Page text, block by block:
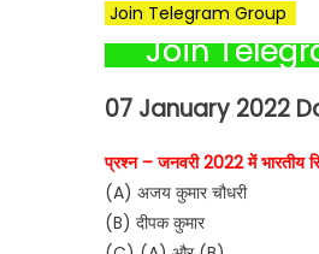
Join Telegram Group
Join
07 January 2022
प्रश्न – जनवरी 2022 में भारतीय
(A) अजय कुमार चौधरी
(B) दीपक कुमार